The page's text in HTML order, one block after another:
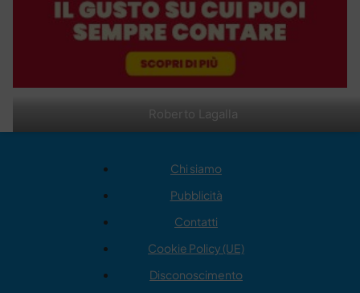
Roberto Lagalla
Chi siamo
Pubblicità
Contatti
Cookie Policy (UE)
Disconoscimento